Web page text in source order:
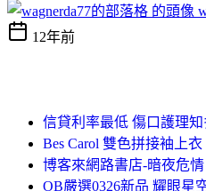
12年前
信貸利率最低 傷口護理
Bes Carol 雙色拼接袖上衣
博客來網路書店-暗夜危情
OB嚴選0326新品 耀眼星